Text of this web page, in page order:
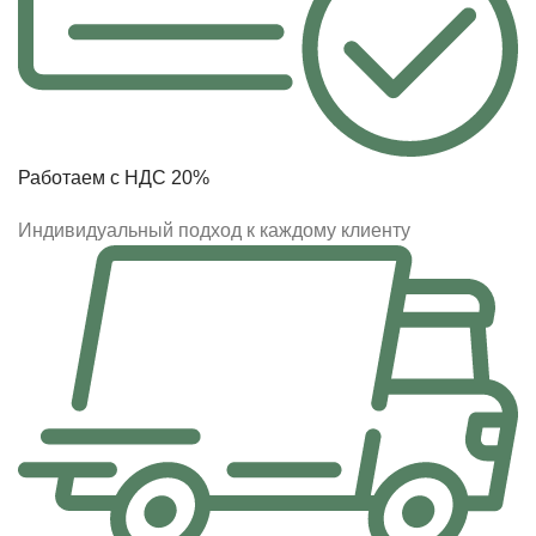
Работаем с НДС 20%
Индивидуальный подход к каждому клиенту